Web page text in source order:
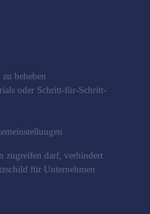
beheben
oder Schritt-für-Schritt-
zugreifen darf, verhindert
für Unternehmen